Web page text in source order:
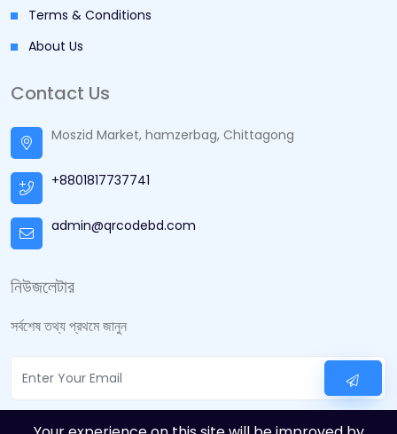
Terms & Conditions
About Us
Contact Us
Moszid Market, hamzerbag, Chittagong
+8801817737741
admin@qrcodebd.com
নিউজলেটার
সর্বশেষ তথ্য প্রথমে জানুন